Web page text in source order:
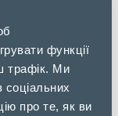
функції
трафік. Ми
про те, як ви